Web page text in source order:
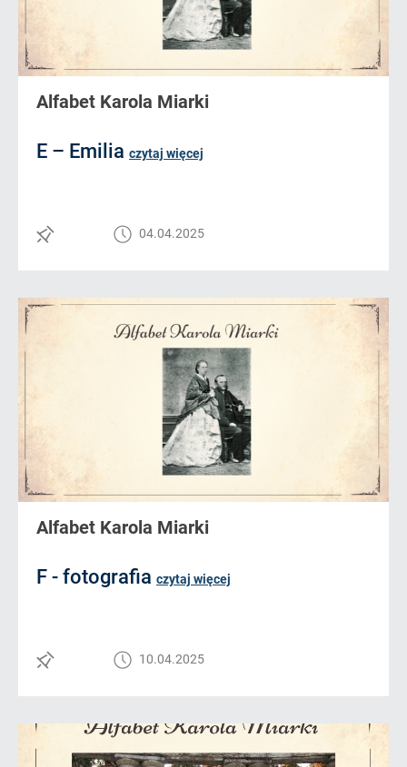
Alfabet Karola Miarki
E – Emilia czytaj więcej
04.04.2025
Alfabet Karola Miarki
F - fotografia czytaj więcej
10.04.2025